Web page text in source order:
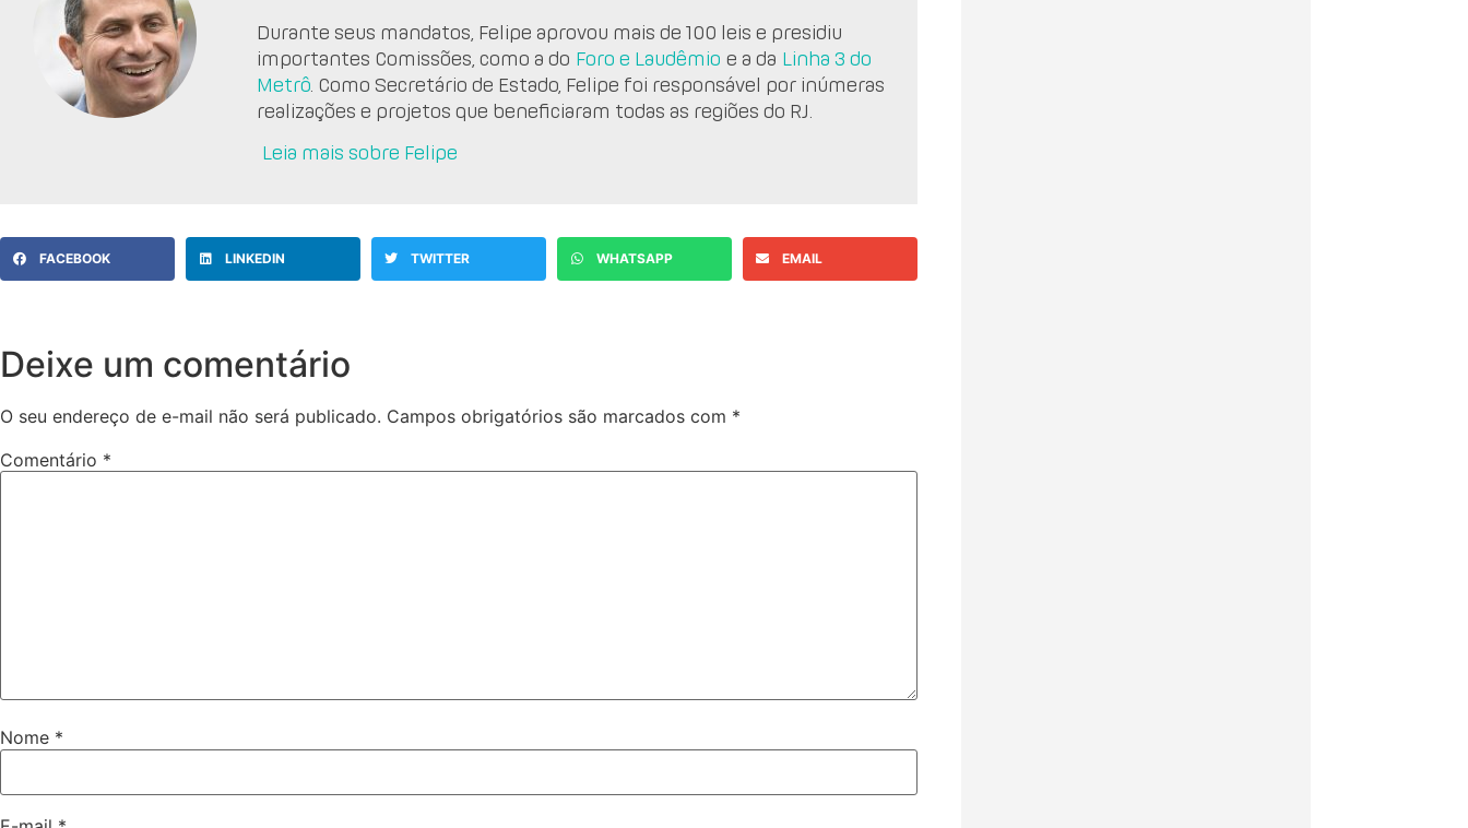
Durante seus mandatos, Felipe aprovou mais de 100 leis e presidiu
importantes Comissões, como a do Foro e Laudêmio e a da Linha 3 do
Metrô . Como Secretário de Estado, Felipe foi responsável por inúmeras
realizações e projetos que beneficiaram todas as regiões do RJ.
Leia mais sobre Felipe
FACEBOOK LINKEDIN TWITTER WHATSAPP EMAIL
Deixe um comentário
O seu endereço de e-mail não será publicado. Campos obrigatórios são marcados com *
Comentário *
Nome *